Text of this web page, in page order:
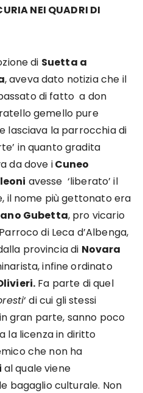
NEI QUADRI DI
di Suetta a
, aveva dato notizia che il
di fatto a don
gemello pure
lasciava la parrocchia di
in quanto gradita
da dove iCuneo
avesse ‘liberato’ il
il nome più gettonato era
Gubetta, pro vicario
di Leca d’Albenga,
provincia di Novara
infine ordinato
Fa parte di quel
‘ di cui gli stessi
gran parte, sanno poco
la licenza in diritto
che non ha
al quale viene
bagaglio culturale. Non